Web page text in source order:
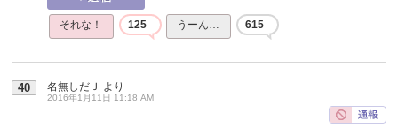
それな！ 125 うーん… 615
40 名無しだＪ より
2016年1月11日 11:18 AM